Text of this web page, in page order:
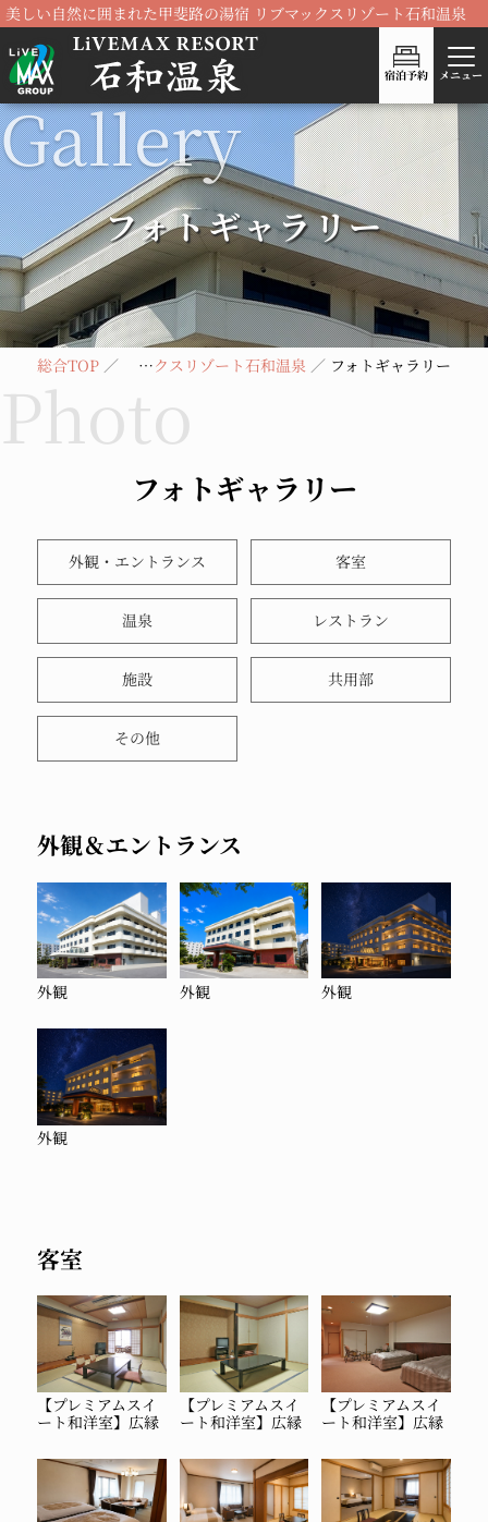
美しい自然に囲まれた甲斐路の湯宿 リブマックスリゾート石和温泉
宿泊予約 メニュー
フォトギャラリー
総合TOP リブマックスリゾート石和温泉 フォトギャラリー
フォトギャラリー
外観・エントランス 客室
温泉 レストラン
施設 共用部
その他
外観＆エントランス
外観 外観 外観
外観
客室
【プレミアムスイ
ート和洋室】 広縁
【プレミアムスイ
ート和洋室】 広縁
【プレミアムスイ
ート和洋室】 広縁